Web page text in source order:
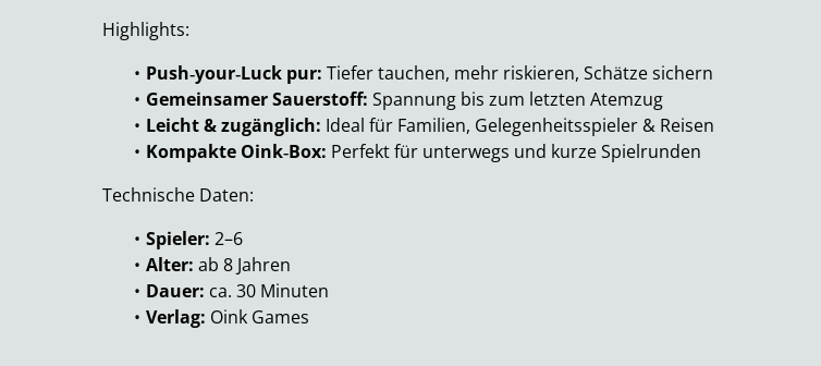
Highlights:
Push‑your‑Luck pur: Tiefer tauchen, mehr riskieren, Schätze sichern
Gemeinsamer Sauerstoff: Spannung bis zum letzten Atemzug
Leicht & zugänglich: Ideal für Familien, Gelegenheitsspieler & Reisen
Kompakte Oink‑Box: Perfekt für unterwegs und kurze Spielrunden
Technische Daten:
Spieler: 2–6
Alter: ab 8 Jahren
Dauer: ca. 30 Minuten
Verlag: Oink Games